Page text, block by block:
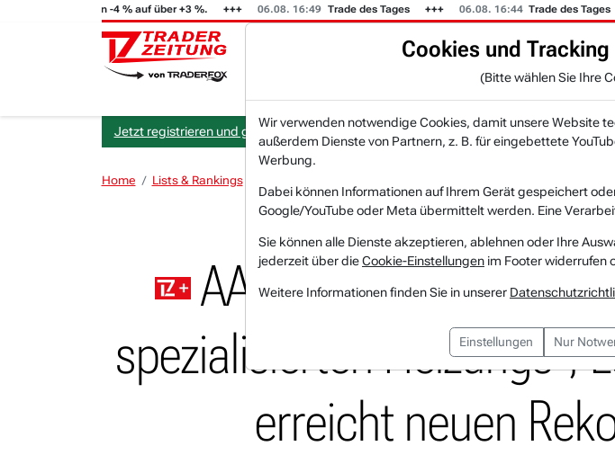
(i) steigt von -4 % auf über +3 %. 06.08. 16:49 Trade des Tages 06.08. 16:44 Trade des Tages
KI-Agenten NEU
Jetzt registrieren und gratis Artikel lesen.
Home Lists & Rankings
AAON
AAON: Saubere Luft
spezialisierten Heizungs-,
erreicht neuen
Cookies und
(Bitte wählen Sie Ihre
Wir verwenden notwendige Cookies, damit unsere Website
außerdem Dienste von Partnern, z. B. für eingebettete
Werbung.
Dabei können Informationen auf Ihrem Gerät gespeichert
Google/YouTube oder Meta übermittelt werden. Eine
Sie können alle Dienste akzeptieren, ablehnen oder Ihre
jederzeit über dieCookie-Einstellungen im Footer widerrufen
Weitere Informationen finden Sie in unserer
Einstellungen Nur